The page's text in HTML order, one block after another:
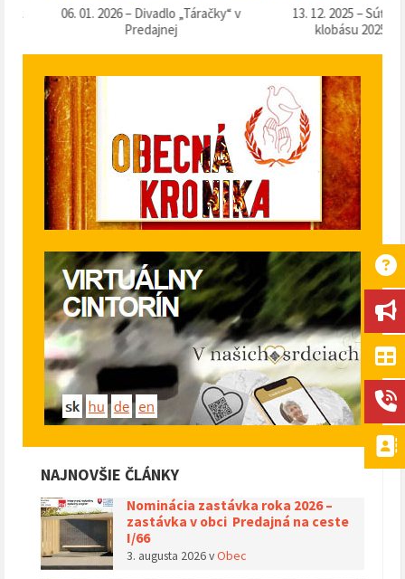
06. 01. 2026 – Divadlo „Táračky“ v
Predajnej
13. 12. 2025 – Súťaž o
klobásu 2025“ v
NAJNOVŠIE ČLÁNKY
Nominácia zastávka roka 2026 –
zastávka v obci Predajná na ceste
I/66
3. augusta 2026vObec